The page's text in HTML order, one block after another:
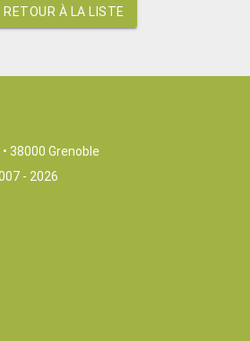
RETOUR À LA LISTE
38000 Grenoble
- 2026